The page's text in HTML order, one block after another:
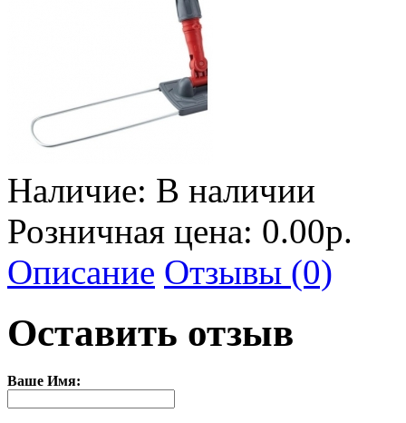
Наличие: В наличии
Розничная цена: 0.00р.
Описание Отзывы (0)
Оставить отзыв
Ваше Имя: